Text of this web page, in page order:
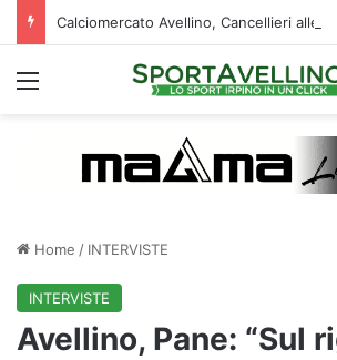
Menu
Home / INTERVISTE
INTERVISTE
Avellino, Pane: “Sul